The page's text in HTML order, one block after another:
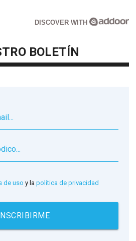
DISCOVER WITH
BOLETÍN
de uso y lapolítica de privacidad